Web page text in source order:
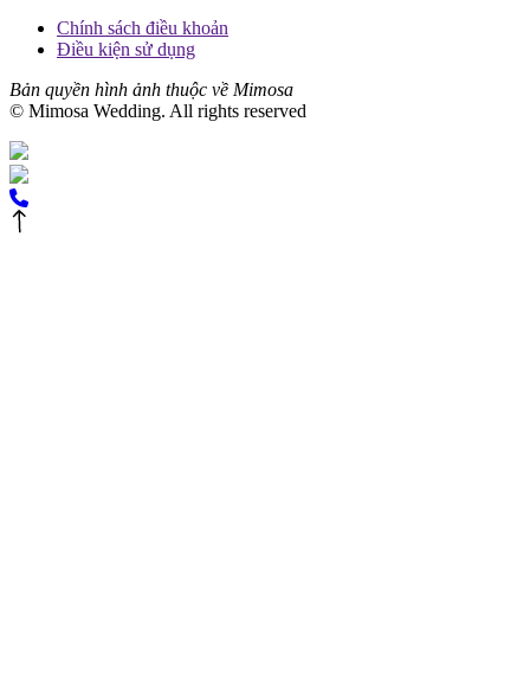
Chính sách điều khoản
Điều kiện sử dụng
Bản quyền hình ảnh thuộc về Mimosa
© Mimosa Wedding. All rights reserved